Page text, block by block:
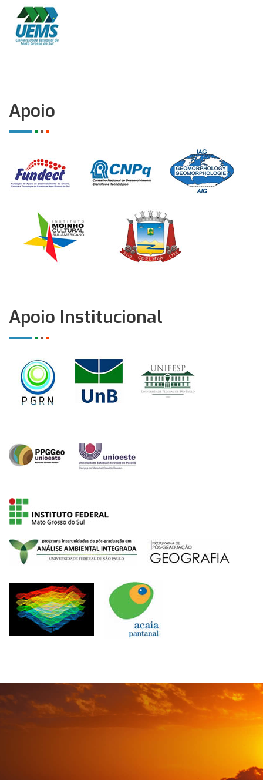
Apoio
Apoio Institucional